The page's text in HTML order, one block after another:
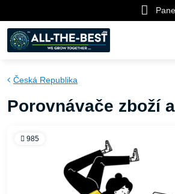
Česká Republika
Porovnávače zboží
985